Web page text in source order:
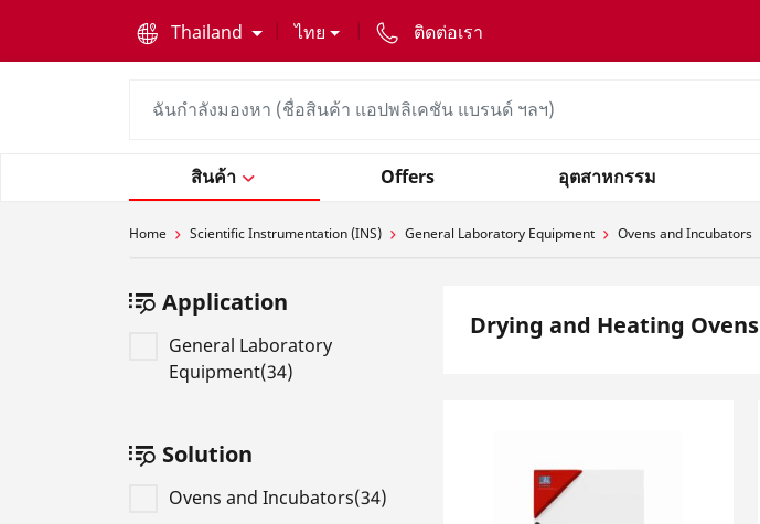
Thailand
ไทย ติดต่อเรา
สินค้า Offers อุตสาหกรรม
Home Scientific Instrumentation (INS) General Laboratory Equipment Ovens and Incubators
Application
General Laboratory
Equipment(34)
Solution
Ovens and Incubators(34)
Drying and Heating Ovens